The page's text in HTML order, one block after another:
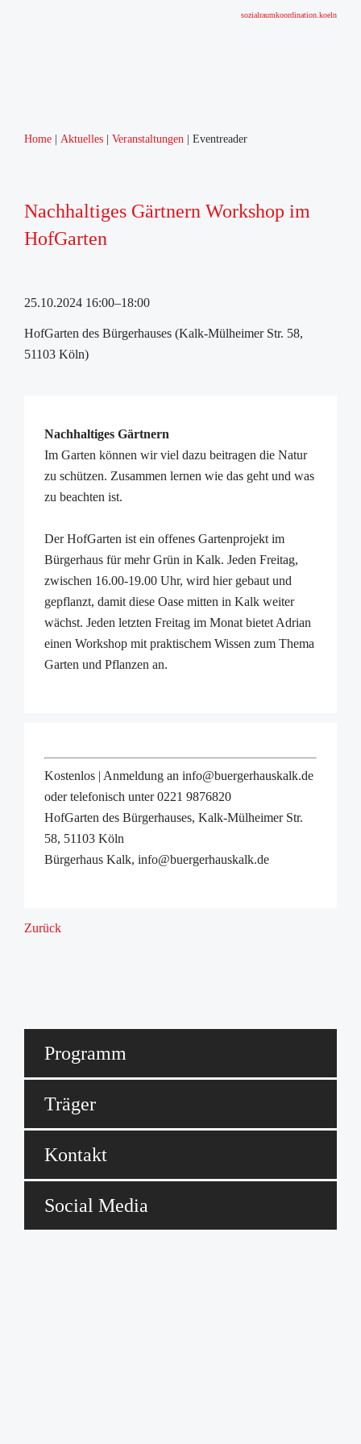
sozialraumkoordination.koeln
Home Aktuelles Veranstaltungen Eventreader
Nachhaltiges Gärtnern Workshop im
HofGarten
25.10.2024 16:00–18:00
HofGarten des Bürgerhauses (Kalk-Mülheimer Str. 58,
51103 Köln)
Nachhaltiges Gärtnern
Im Garten können wir viel dazu beitragen die Natur
zu schützen. Zusammen lernen wie das geht und was
zu beachten ist.
Der HofGarten ist ein offenes Gartenprojekt im
Bürgerhaus für mehr Grün in Kalk. Jeden Freitag,
zwischen 16.00-19.00 Uhr, wird hier gebaut und
gepflanzt, damit diese Oase mitten in Kalk weiter
wächst. Jeden letzten Freitag im Monat bietet Adrian
einen Workshop mit praktischem Wissen zum Thema
Garten und Pflanzen an.
Kostenlos | Anmeldung an info@buergerhauskalk.de
oder telefonisch unter 0221 9876820
HofGarten des Bürgerhauses, Kalk-Mülheimer Str.
58, 51103 Köln
Bürgerhaus Kalk, info@buergerhauskalk.de
Zurück
Programm
Träger
Kontakt
Social Media